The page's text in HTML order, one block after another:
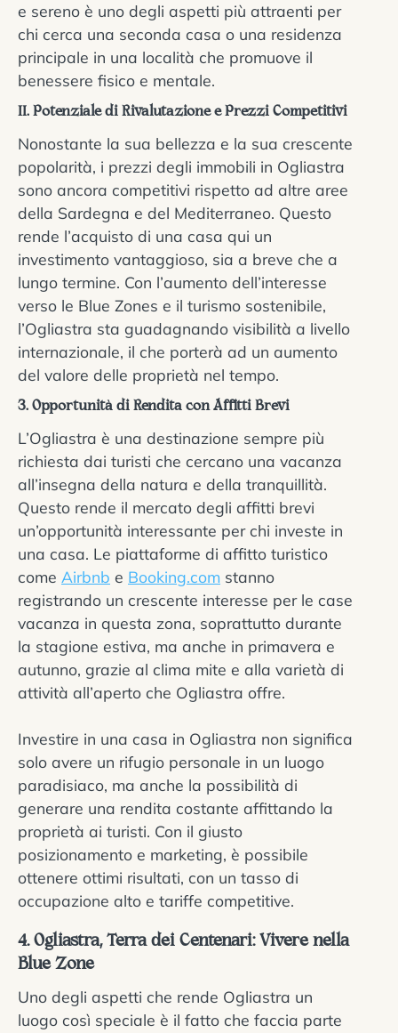
e sereno è uno degli aspetti più attraenti per
chi cerca una seconda casa o una residenza
principale in una località che promuove il
benessere fisico e mentale.
II. Potenziale di Rivalutazione e Prezzi Competitivi
Nonostante la sua bellezza e la sua crescente
popolarità, i prezzi degli immobili in Ogliastra
sono ancora competitivi rispetto ad altre aree
della Sardegna e del Mediterraneo. Questo
rende l’acquisto di una casa qui un
investimento vantaggioso, sia a breve che a
lungo termine. Con l’aumento dell’interesse
verso le Blue Zones e il turismo sostenibile,
l’Ogliastra sta guadagnando visibilità a livello
internazionale, il che porterà ad un aumento
del valore delle proprietà nel tempo.
3. Opportunità di Rendita con Affitti Brevi
L’Ogliastra è una destinazione sempre più
richiesta dai turisti che cercano una vacanza
all’insegna della natura e della tranquillità.
Questo rende il mercato degli affitti brevi
un’opportunità interessante per chi investe in
una casa. Le piattaforme di affitto turistico
come Airbnb e Booking.com stanno
registrando un crescente interesse per le case
vacanza in questa zona, soprattutto durante
la stagione estiva, ma anche in primavera e
autunno, grazie al clima mite e alla varietà di
attività all’aperto che Ogliastra offre.
Investire in una casa in Ogliastra non significa
solo avere un rifugio personale in un luogo
paradisiaco, ma anche la possibilità di
generare una rendita costante affittando la
proprietà ai turisti. Con il giusto
posizionamento e marketing, è possibile
ottenere ottimi risultati, con un tasso di
occupazione alto e tariffe competitive.
4. Ogliastra, Terra dei Centenari: Vivere nella
Blue Zone
Uno degli aspetti che rende Ogliastra un
luogo così speciale è il fatto che faccia parte